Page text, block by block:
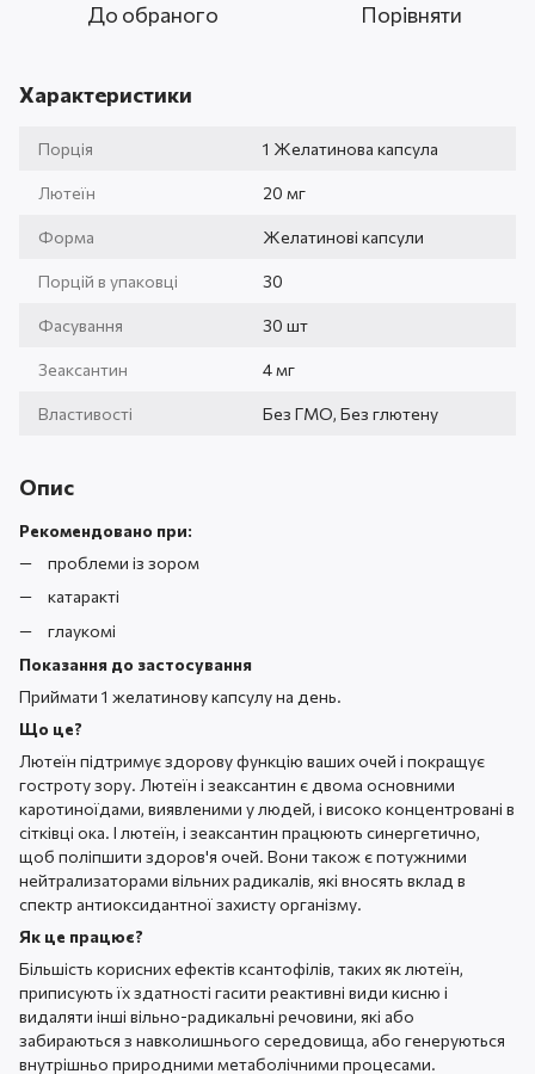
До обраного Порівняти
Характеристики
Порція 1 Желатинова капсула
Лютеїн 20 мг
Форма Желатинові капсули
Порцій в упаковці 30
Фасування 30 шт
Зеаксантин 4 мг
Властивості Без ГМО, Без глютену
Опис
Рекомендовано при:
проблеми із зором
катаракті
глаукомі
Показання до застосування
Приймати 1 желатинову капсулу на день.
Що це?
Лютеїн підтримує здорову функцію ваших очей і покращує
гостроту зору. Лютеїн і зеаксантин є двома основними
каротиноїдами, виявленими у людей, і високо концентровані в
сітківці ока. І лютеїн, і зеаксантин працюють синергетично,
щоб поліпшити здоров'я очей. Вони також є потужними
нейтрализаторами вільних радикалів, які вносять вклад в
спектр антиоксидантної захисту організму.
Як це працює?
Більшість корисних ефектів ксантофілів, таких як лютеїн,
приписують їх здатності гасити реактивні види кисню і
видаляти інші вільно-радикальні речовини, які або
забираються з навколишнього середовища, або генеруються
внутрішньо природними метаболічними процесами.